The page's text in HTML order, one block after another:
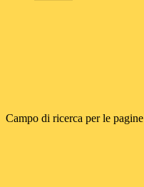
Campo di ricerca per le